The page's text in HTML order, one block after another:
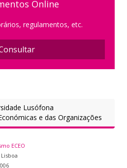
Online
regulamentos, etc.
Lusófona
e das Organizações
ECEO